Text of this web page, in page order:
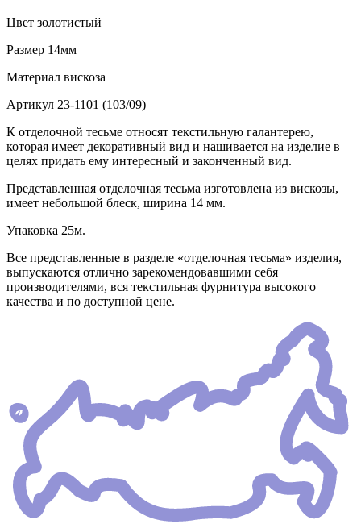
Цвет золотистый
Размер 14мм
Материал вискоза
Артикул 23-1101 (103/09)
К отделочной тесьме относят текстильную галантерею,
которая имеет декоративный вид и нашивается на изделие в
целях придать ему интересный и законченный вид.
Представленная отделочная тесьма изготовлена из вискозы,
имеет небольшой блеск, ширина 14 мм.
Упаковка 25м.
Все представленные в разделе «отделочная тесьма» изделия,
выпускаются отлично зарекомендовавшими себя
производителями, вся текстильная фурнитура высокого
качества и по доступной цене.